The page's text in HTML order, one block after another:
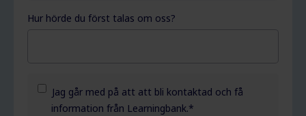
Hur hörde du först talas om oss?
Jag går med på att att bli kontaktad och få
information från Learningbank.*